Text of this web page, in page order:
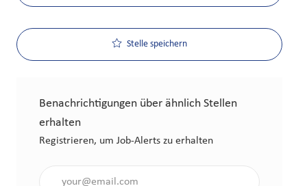
Stelle speichern
Benachrichtigungen über ähnlich Stellen
erhalten
Registrieren, um Job-Alerts zu erhalten